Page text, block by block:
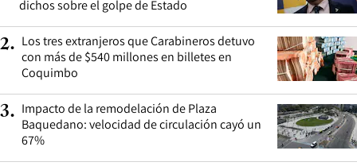
dichos sobre el golpe de Estado
2. Los tres extranjeros que Carabineros detuvo
con más de $540 millones en billetes en
Coquimbo
3. Impacto de la remodelación de Plaza
Baquedano: velocidad de circulación cayó un
67%